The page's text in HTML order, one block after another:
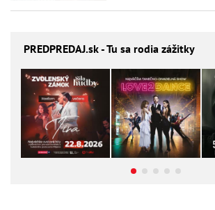
PREDPREDAJ.sk - Tu sa rodia zážitky